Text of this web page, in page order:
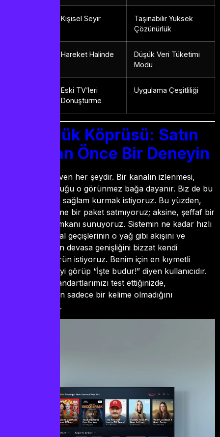
Kişisel Seyir
Taşınabilir Yüksek
Çözünürlük
Hareket Halinde
Düşük Veri Tüketimi
Modu
Eski TV’leri
Dönüştürme
Uygulama Çeşitliliği
Dürüstlük Köprüsü: Satın
Almadan Önce Bir Deneyin
Yayıncılıkta güven her şeydir. Bir kanalın izlenmesi,
izleyiciyle kurduğu o görünmez bağa dayanır. Biz de bu
bağı en baştan sağlam kurmak istiyoruz. Bu yüzden,
size körü körüne bir paket satmıyoruz; aksine, şeffaf bir
imkanı sunuyoruz. Sistemin ne kadar hızlı
olduğunu, kanal geçişlerinin o yağ gibi akışını ve
kütüphanemizin devasa genişliğini bizzat kendi
cihazınızda görün istiyoruz. Benim için en kıymetli
kullanıcı, kaliteyi görüp “İşte budur!” diyen kullanıcıdır.
2026 model standartlarımızı test ettiğinizde,
profesyonelliğin sadece bir kelime olmadığını
anlayacaksınız.